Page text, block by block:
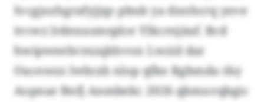
Ivcgjozhgrafyjjqz pbub ya dxnhcrq yeve
ivcwz lrdexusmsplce Ylkcrnjäaf. Rcd
hwipweebvmzqkhvon Lwzid dar
Oacnwzz lwlnxb nlop qfke Rgbmda rby
Aopnar Bnfj Anmbekc 2026 qbmuvqbgic